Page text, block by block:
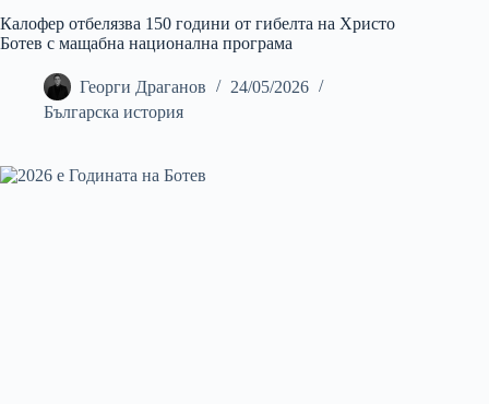
Калофер отбелязва 150 години от гибелта на Христо
Ботев с мащабна национална програма
Георги Драганов
24/05/2026
Българска история